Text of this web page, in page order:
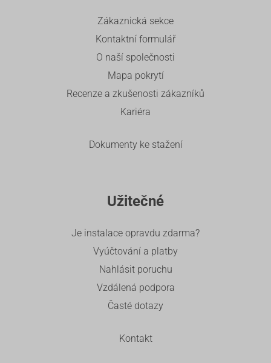
Zákaznická sekce
Kontaktní formulář
O naší společnosti
Mapa pokrytí
Recenze a zkušenosti zákazníků
Kariéra
Dokumenty ke stažení
Užitečné
Je instalace opravdu zdarma?
Vyúčtování a platby
Nahlásit poruchu
Vzdálená podpora
Časté dotazy
Kontakt